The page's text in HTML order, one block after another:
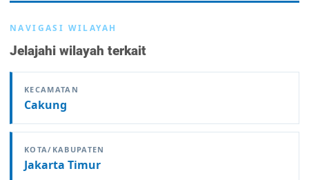
NAVIGASI WILAYAH
Jelajahi wilayah terkait
KECAMATAN
Cakung
KOTA/KABUPATEN
Jakarta Timur